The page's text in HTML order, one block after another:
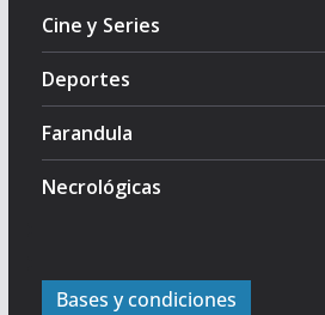
Cine y Series
Deportes
Farandula
Necrológicas
Bases y condiciones